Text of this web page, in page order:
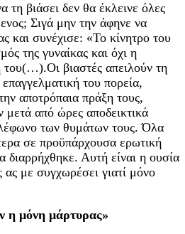
βιάσει δεν θα έκλεινε όλες
Σιγά μην την άφηνε να
και συνέχισε: «Το κίνητρο του
της γυναίκας και όχι η
του(…).Οι βιαστές απειλούν τη
του πορεία,
αποτρόπαια πράξη τους,
μετά από ώρες αποδεικτικά
των θυμάτων τους. Όλα
σε προϋπάρχουσα ερωτική
Αυτή είναι η ουσία
με συγχωρέσει γιατί μόνο
η μόνη μάρτυρας»